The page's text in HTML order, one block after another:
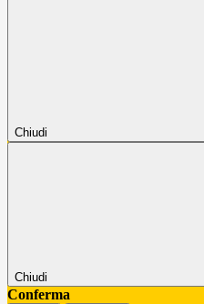
Chiudi
Chiudi
Conferma